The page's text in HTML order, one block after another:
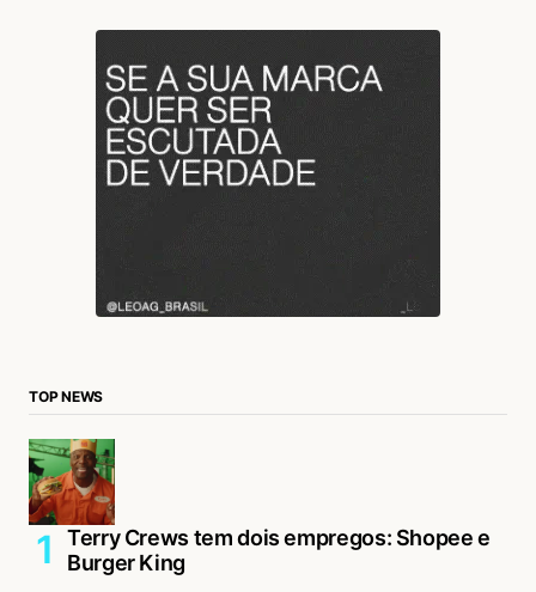
TOP NEWS
Terry Crews tem dois empregos: Shopee e
Burger King